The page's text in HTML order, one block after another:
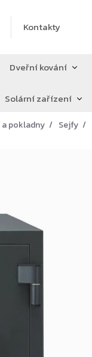
Kontakty
Dveřní kování
Solární zařízení
pokladny Sejfy